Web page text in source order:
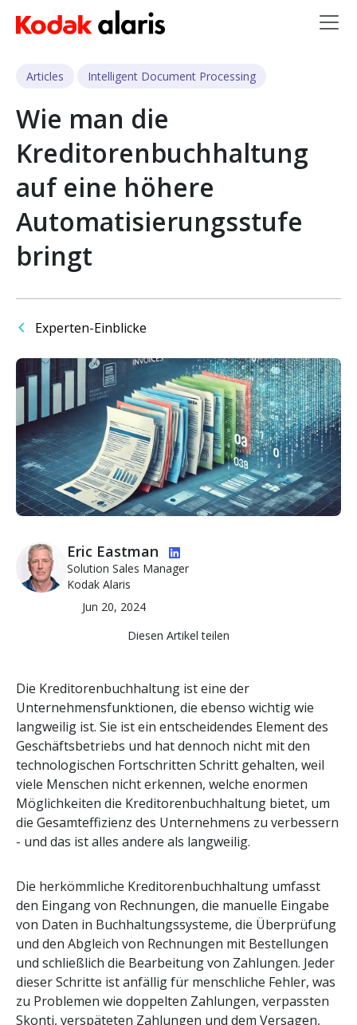
Skip to main content
Articles Intelligent Document Processing
Wie man die
Kreditorenbuchhaltung
auf eine höhere
Automatisierungsstufe
bringt
Experten-Einblicke
Bild
Bild Eric Eastman
Solution Sales Manager
Kodak Alaris
Jun 20, 2024
Diesen Artikel teilen
Die Kreditorenbuchhaltung ist eine der
Unternehmensfunktionen, die ebenso wichtig wie
langweilig ist. Sie ist ein entscheidendes Element des
Geschäftsbetriebs und hat dennoch nicht mit den
technologischen Fortschritten Schritt gehalten, weil
viele Menschen nicht erkennen, welche enormen
Möglichkeiten die Kreditorenbuchhaltung bietet, um
die Gesamteffizienz des Unternehmens zu verbessern
- und das ist alles andere als langweilig.
Die herkömmliche Kreditorenbuchhaltung umfasst
den Eingang von Rechnungen, die manuelle Eingabe
von Daten in Buchhaltungssysteme, die Überprüfung
und den Abgleich von Rechnungen mit Bestellungen
und schließlich die Bearbeitung von Zahlungen. Jeder
dieser Schritte ist anfällig für menschliche Fehler, was
zu Problemen wie doppelten Zahlungen, verpassten
Skonti, verspäteten Zahlungen und dem Versagen,